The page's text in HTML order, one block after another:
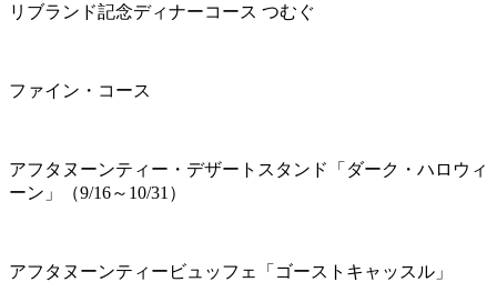
リブランド記念ディナーコース つむぐ
ファイン・コース
アフタヌーンティー・デザートスタンド「ダーク・ハロウィ
ーン」（9/16～10/31）
アフタヌーンティービュッフェ「ゴーストキャッスル」